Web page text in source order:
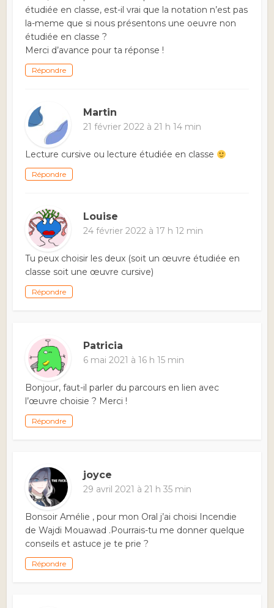
étudiée en classe, est-il vrai que la notation n’est pas
la-meme que si nous présentons une oeuvre non
étudiée en classe ?
Merci d’avance pour ta réponse !
Répondre
Martin
21 février 2022 à 21 h 14 min
Lecture cursive ou lecture étudiée en classe
Répondre
Louise
24 février 2022 à 17 h 12 min
Tu peux choisir les deux (soit un œuvre étudiée en
classe soit une œuvre cursive)
Répondre
Patricia
6 mai 2021 à 16 h 15 min
Bonjour, faut-il parler du parcours en lien avec
l’œuvre choisie ? Merci !
Répondre
joyce
29 avril 2021 à 21 h 35 min
Bonsoir Amélie , pour mon Oral j’ai choisi Incendie
de Wajdi Mouawad .Pourrais-tu me donner quelque
conseils et astuce je te prie ?
Répondre